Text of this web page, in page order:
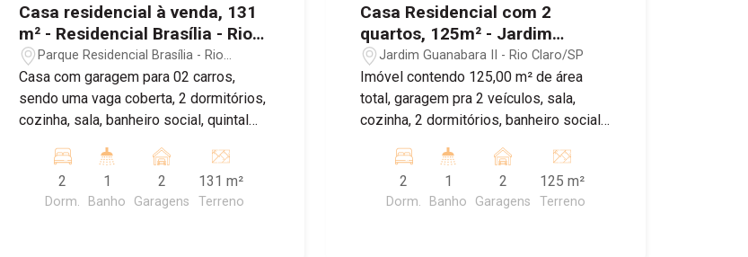
Casa residencial à venda, 131
m² - Residencial Brasília - Rio
Claro/SP
Parque Residencial Brasília - Rio
Claro/SP
Casa com garagem para 02 carros,
sendo uma vaga coberta, 2 dormitórios,
cozinha, sala, banheiro social, quintal
churrasqueira e área de terra com pé de
limão. Agende sua visita!
2
Dorm.
1
Banho
2
Garagens
131 m²
Terreno
Casa Residencial com 2
quartos, 125m² - Jardim
Guanabara II, Rio Claro/SP
Jardim Guanabara II - Rio Claro/SP
Imóvel contendo 125,00 m² de área
total, garagem pra 2 veículos, sala,
cozinha, 2 dormitórios, banheiro social,
Agende sua visita!
2
Dorm.
1
Banho
2
Garagens
125 m²
Terreno